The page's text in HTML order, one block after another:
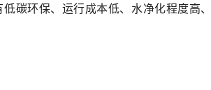
低碳环保、运行成本低、水净化程度高